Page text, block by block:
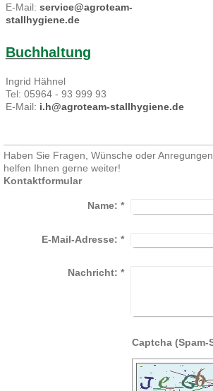
E-Mail: service@agroteam-
stallhygiene.de
Buchhaltung
Ingrid Hähnel
Tel: 05964 - 93 999 93
E-Mail: i.h@agroteam-stallhygiene.de
Haben Sie Fragen, Wünsche oder
helfen Ihnen gerne weiter!
Kontaktformular
Name: *
E-Mail-Adresse: *
Nachricht: *